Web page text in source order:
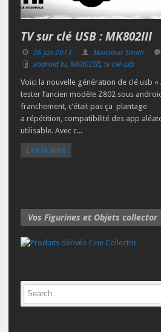
TV sur clé USB : MK802III
26 jan 2013 Monsieur Smith
android tv, MK802III, tv clé usb
Voici la nouvelle génération de clé usb «
tester l’ancien modèle Z802 sous
franchement, c’était pas ça plantage
a répétition, compatibilité des app
utilisable. Avec c...
Lire la suite
Vos Figurines et Objets collector